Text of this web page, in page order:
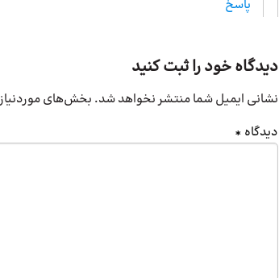
پاسخ
دیدگاه خود را ثبت کنید
نشانی ایمیل شما منتشر نخواهد شد. بخش‌های
دیدگاه *